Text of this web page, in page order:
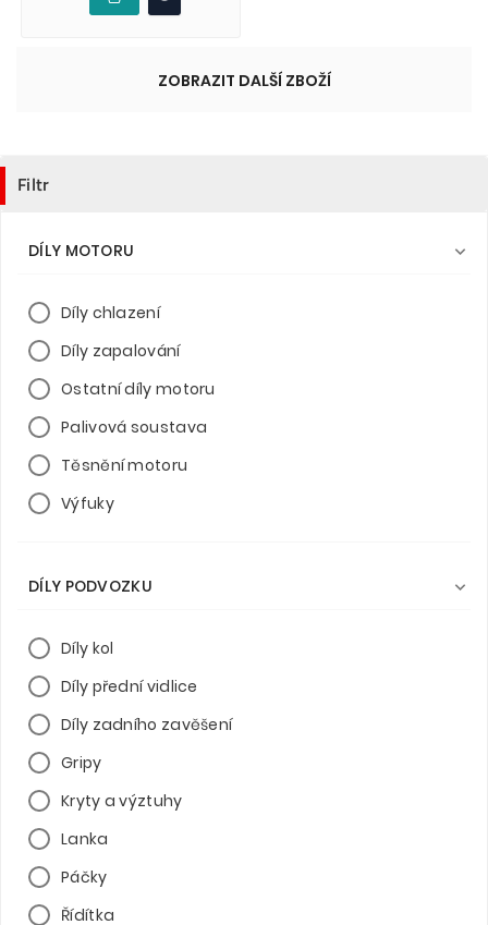
ZOBRAZIT DALŠÍ ZBOŽÍ
Filtr
DÍLY MOTORU 
Díly chlazení
Díly zapalování
Ostatní díly motoru
Palivová soustava
Těsnění motoru
Výfuky
DÍLY PODVOZKU 
Díly kol
Díly přední vidlice
Díly zadního zavěšení
Gripy
Kryty a výztuhy
Lanka
Páčky
Řídítka